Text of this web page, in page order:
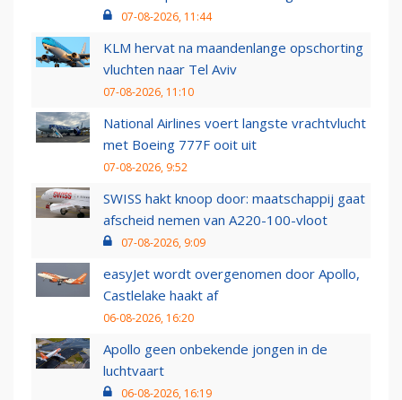
07-08-2026, 11:44
KLM hervat na maandenlange opschorting
vluchten naar Tel Aviv
07-08-2026, 11:10
National Airlines voert langste vrachtvlucht
met Boeing 777F ooit uit
07-08-2026, 9:52
SWISS hakt knoop door: maatschappij gaat
afscheid nemen van A220-100-vloot
07-08-2026, 9:09
easyJet wordt overgenomen door Apollo,
Castlelake haakt af
06-08-2026, 16:20
Apollo geen onbekende jongen in de
luchtvaart
06-08-2026, 16:19